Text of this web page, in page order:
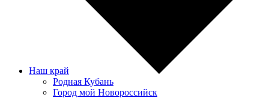
Наш край
Родная Кубань
Город мой Новороссийск